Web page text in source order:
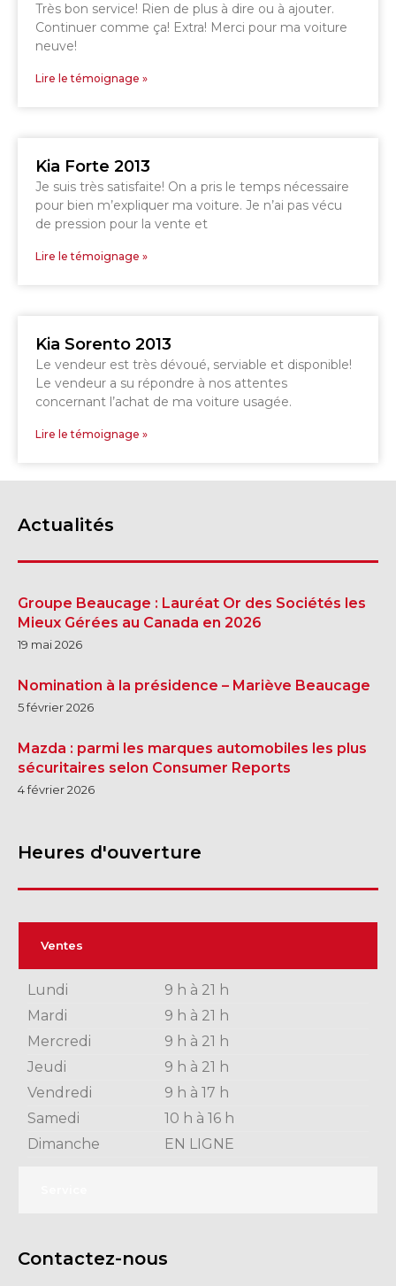
Très bon service! Rien de plus à dire ou à ajouter.
Continuer comme ça! Extra! Merci pour ma voiture
neuve!
Lire le témoignage »
Kia Forte 2013
Je suis très satisfaite! On a pris le temps nécessaire
pour bien m’expliquer ma voiture. Je n’ai pas vécu
de pression pour la vente et
Lire le témoignage »
Kia Sorento 2013
Le vendeur est très dévoué, serviable et disponible!
Le vendeur a su répondre à nos attentes
concernant l’achat de ma voiture usagée.
Lire le témoignage »
Actualités
Groupe Beaucage : Lauréat Or des Sociétés les
Mieux Gérées au Canada en 2026
19 mai 2026
Nomination à la présidence – Mariève Beaucage
5 février 2026
Mazda : parmi les marques automobiles les plus
sécuritaires selon Consumer Reports
4 février 2026
Heures d'ouverture
Ventes
Lundi
9 h à 21 h
Mardi
9 h à 21 h
Mercredi
9 h à 21 h
Jeudi
9 h à 21 h
Vendredi
9 h à 17 h
Samedi
10 h à 16 h
Dimanche
EN LIGNE
Contactez-nous
GRANBY
SHERBROOKE
Voir le site